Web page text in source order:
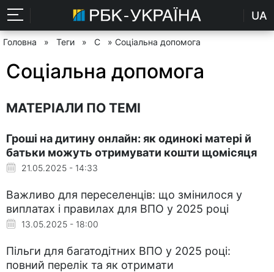
UA
Головна » Теги » С » Соціальна допомога
Соціальна допомога
МАТЕРІАЛИ ПО ТЕМІ
Гроші на дитину онлайн: як одинокі матері й
батьки можуть отримувати кошти щомісяця
21.05.2025 - 14:33
Важливо для переселенців: що змінилося у
виплатах і правилах для ВПО у 2025 році
13.05.2025 - 18:00
Пільги для багатодітних ВПО у 2025 році:
повний перелік та як отримати